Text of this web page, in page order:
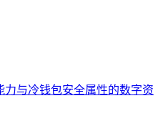
力与冷钱包安全属性的数字资